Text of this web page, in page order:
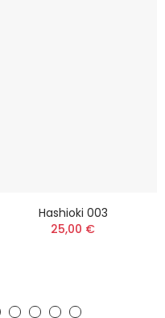
Hashioki 003
25,00 €